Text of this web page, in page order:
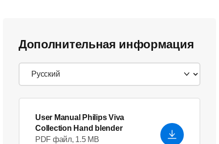
Дополнительная информация
User Manual Philips Viva
Collection Hand blender
PDF файл, 1.5 MB